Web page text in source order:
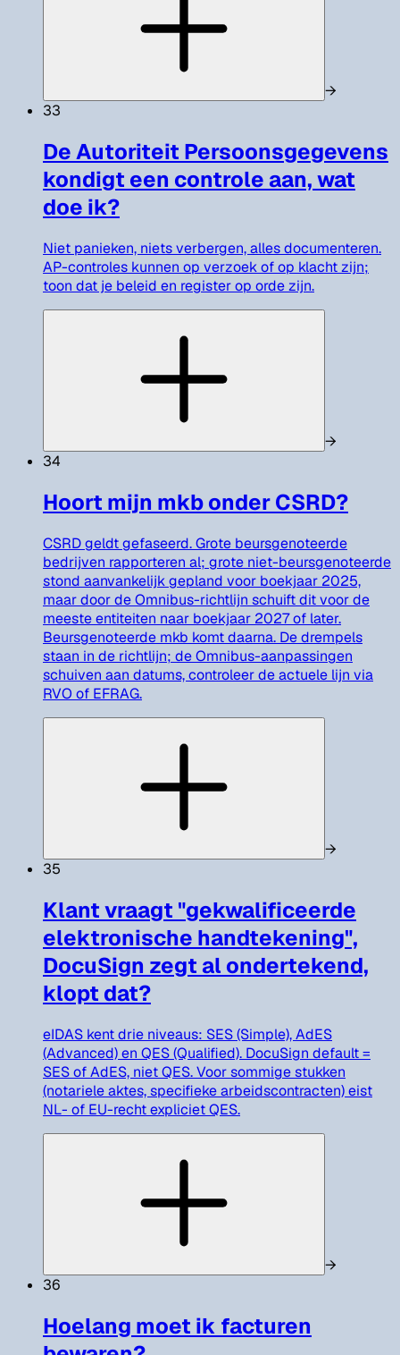
→
33
De Autoriteit Persoonsgegevens
kondigt een controle aan, wat
doe ik?
Niet panieken, niets verbergen, alles documenteren.
AP-controles kunnen op verzoek of op klacht zijn;
toon dat je beleid en register op orde zijn.
→
34
Hoort mijn mkb onder CSRD?
CSRD geldt gefaseerd. Grote beursgenoteerde
bedrijven rapporteren al; grote niet-beursgenoteerde
stond aanvankelijk gepland voor boekjaar 2025,
maar door de Omnibus-richtlijn schuift dit voor de
meeste entiteiten naar boekjaar 2027 of later.
Beursgenoteerde mkb komt daarna. De drempels
staan in de richtlijn; de Omnibus-aanpassingen
schuiven aan datums, controleer de actuele lijn via
RVO of EFRAG.
→
35
Klant vraagt "gekwalificeerde
elektronische handtekening",
DocuSign zegt al ondertekend,
klopt dat?
eIDAS kent drie niveaus: SES (Simple), AdES
(Advanced) en QES (Qualified). DocuSign default =
SES of AdES, niet QES. Voor sommige stukken
(notariele aktes, specifieke arbeidscontracten) eist
NL- of EU-recht expliciet QES.
→
36
Hoelang moet ik facturen